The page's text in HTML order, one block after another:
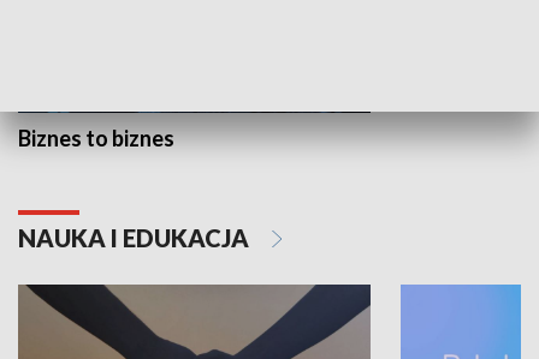
Biznes to biznes
NAUKA I EDUKACJA